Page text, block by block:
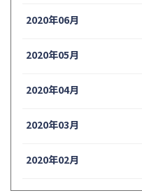
2020年06月
2020年05月
2020年04月
2020年03月
2020年02月